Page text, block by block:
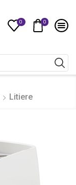
0 0
Litiere